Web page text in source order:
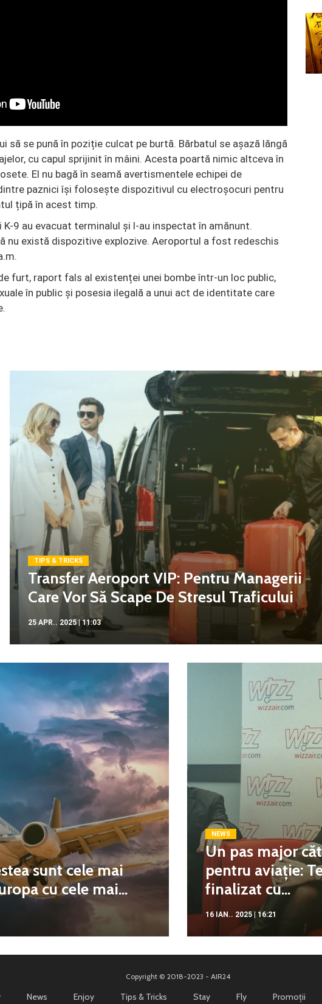
să se pună în poziție culcat pe burtă. Bărbatul se așază lăngă
cu capul sprijinit în mâini. Acesta poartă nimic altceva în
El nu bagă în seamă avertismentele echipei de
paznici își folosește dispozitivul cu electroșocuri pentru
țipă în acest timp.
K-9 au evacuat terminalul și l-au inspectat în amănunt.
nu există dispozitive explozive. Aeroportul a fost redeschis
furt, raport fals al existenței unei bombe într-un loc public,
în public și posesia ilegală a unui act de identitate care
TIPS & TRICKS
Transfer Aeroport VIP: Pentru Managerii
Care Vor Să Scape De Stresul Traficului
25 APR.. 2025 | 11:03
sunt cele mai
cu cele mai...
NEWS
Un pas major
pentru aviație:
finalizat cu...
16 IAN.. 2025 | 16:21
Copyright © 2018-2023 - AIR24
News Enjoy Tips & Tricks Stay Fly Promoții